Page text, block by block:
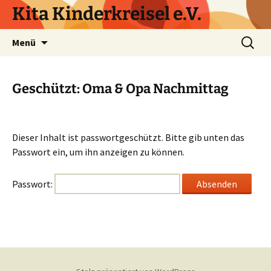
Zum
InhaltKita Kinderkreisel e.V.
Menü
Suchen
nach:
Geschützt: Oma & Opa Nachmittag
Dieser Inhalt ist passwortgeschützt. Bitte gib unten das
Passwort ein, um ihn anzeigen zu können.
Passwort: